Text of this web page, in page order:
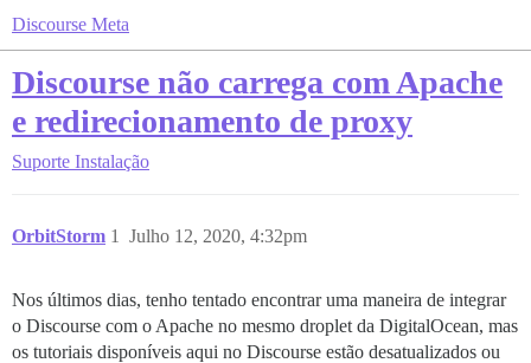
Discourse Meta
Discourse não carrega com Apache
e redirecionamento de proxy
Suporte Instalação
OrbitStorm Julho 12, 2020, 4:32pm
1
Nos últimos dias, tenho tentado encontrar uma maneira de integrar
o Discourse com o Apache no mesmo droplet da DigitalOcean, mas
os tutoriais disponíveis aqui no Discourse estão desatualizados ou